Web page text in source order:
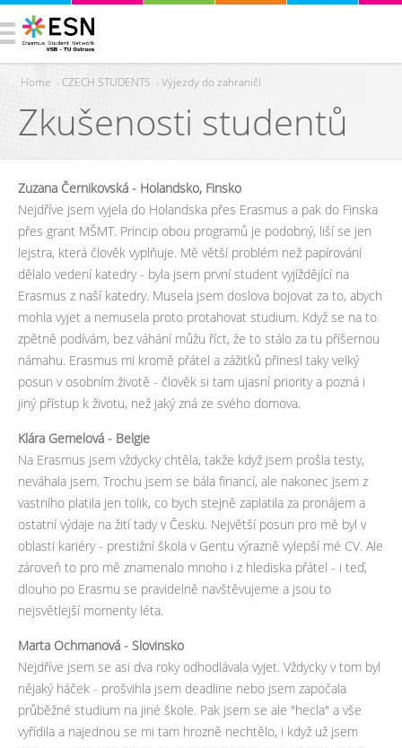
You are here
Home › CZECH STUDENTS › Výjezdy do zahraničí
Zkušenosti studentů
Zuzana Černikovská - Holandsko, Finsko
Nejdříve jsem vyjela do Holandska přes Erasmus a pak do Finska
přes grant MŠMT. Princip obou programů je podobný, liší se jen
lejstra, která člověk vyplňuje. Mě větší problém než papírování
dělalo vedení katedry - byla jsem první student vyjíždějící na
Erasmus z naší katedry. Musela jsem doslova bojovat za to, abych
mohla vyjet a nemusela proto protahovat studium. Když se na to
zpětně podívám, bez váhání můžu říct, že to stálo za tu příšernou
námahu. Erasmus mi kromě přátel a zážitků přinesl taky velký
posun v osobním životě - člověk si tam ujasní priority a pozná i
jiný přístup k životu, než jaký zná ze svého domova.
Klára Gemelová - Belgie
Na Erasmus jsem vždycky chtěla, takže když jsem prošla testy,
neváhala jsem. Trochu jsem se bála financí, ale nakonec jsem z
vastního platila jen tolik, co bych stejně zaplatila za pronájem a
ostatní výdaje na žití tady v Česku. Největší posun pro mě byl v
oblasti kariéry - prestižní škola v Gentu výrazně vylepší mé CV. Ale
zároveň to pro mě znamenalo mnoho i z hlediska přátel - i teď,
dlouho po Erasmu se pravidelně navštěvujeme a jsou to
nejsvětlejší momenty léta.
Marta Ochmanová - Slovinsko
Nejdříve jsem se asi dva roky odhodlávala vyjet. Vždycky v tom byl
nějaký háček - prošvihla jsem deadline nebo jsem započala
průběžné studium na jiné škole. Pak jsem se ale "hecla" a vše
vyřídila a najednou se mi tam hrozně nechtělo, i když už jsem